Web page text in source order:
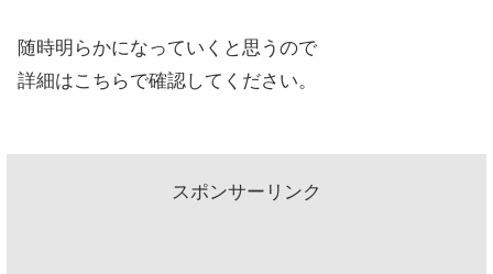
随時明らかになっていくと思うので
詳細はこちらで確認してください。
スポンサーリンク